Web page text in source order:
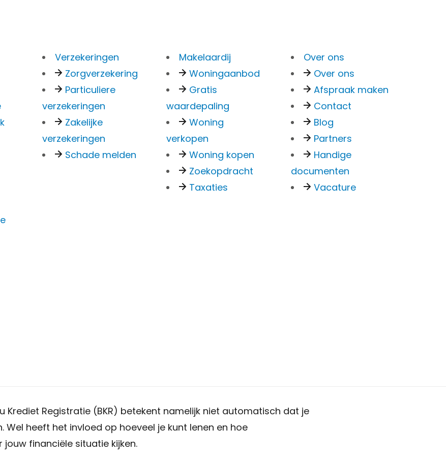
Verzekeringen
Zorgverzekering
Particuliere
verzekeringen
Zakelijke
verzekeringen
Schade melden
Makelaardij
Woningaanbod
Gratis
waardepaling
Woning
verkopen
Woning kopen
Zoekopdracht
Taxaties
Over ons
Over ons
Afspraak maken
Contact
Blog
Partners
Handige
documenten
Vacature
een BKR
met je
Krediet Registratie (BKR) betekent namelijk niet automatisch dat je
Wel heeft het invloed op hoeveel je kunt lenen en hoe
financiële situatie kijken.
Bankzaken
Particulier
Overstappen
Kredieten Particulier
Kredieten Zakelijk
Hypotheken